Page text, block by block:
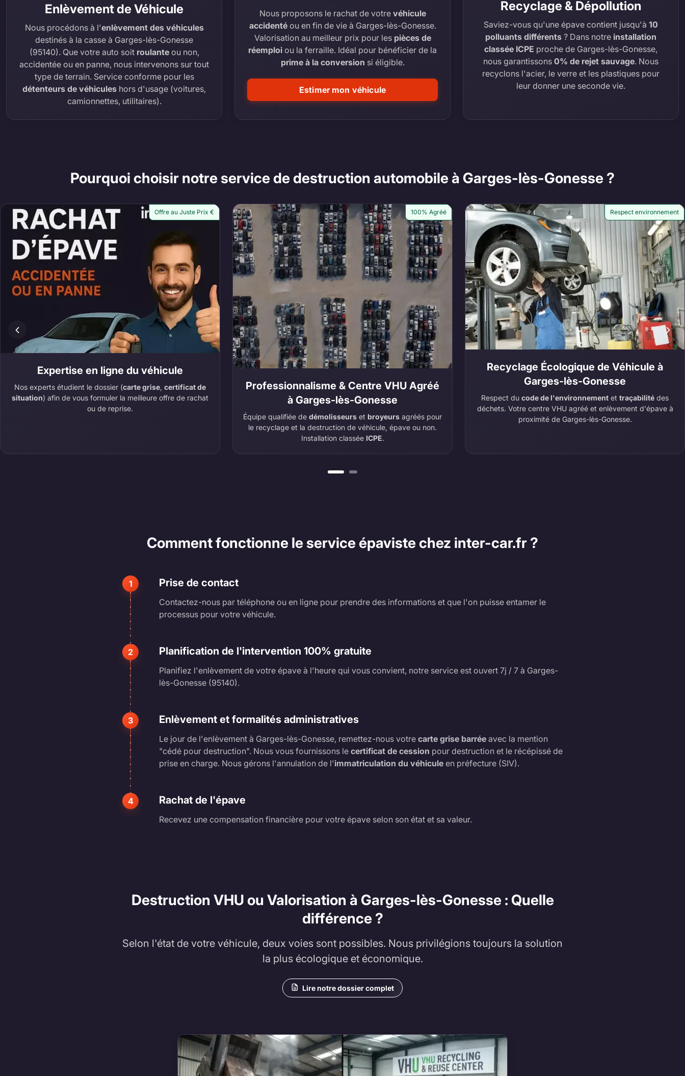
Enlèvement de Véhicule
Nous procédons à l'enlèvement des véhicules
destinés à la casse à Garges-lès-Gonesse
(95140). Que votre auto soit roulanteou non,
accidentée ou en panne, nous intervenons sur tout
type de terrain. Service conforme pour les
détenteurs de véhicules hors d'usage (voitures,
camionnettes, utilitaires).
Nous proposons le rachat de votre véhicule
accidentéou en fin de vie à Garges-lès-Gonesse.
Valorisation au meilleur prix pour les pièces de
réemploi ou la ferraille. Idéal pour bénéficier de la
prime à la conversion si éligible.
Estimer mon véhicule
Recyclage & Dépollution
Saviez-vous qu'une épave contient jusqu'à 10
polluants différents ? Dans notre installation
classée ICPE proche de Garges-lès-Gonesse,
nous garantissons 0% de rejet sauvage. Nous
recyclons l'acier, le verre et les plastiques pour
leur donner une seconde vie.
Pourquoi choisir notre service de destruction automobile à Garges-lès-Gonesse ?
Offre au Juste Prix €
Expertise en ligne du véhicule
Nos experts étudient le dossier (carte grise,certificat de
situation) afin de vous formuler la meilleure offre de rachat
ou de reprise.
100% Agréé
Professionnalisme & Centre VHU Agréé
à Garges-lès-Gonesse
Équipe qualifiée dedémolisseurs et broyeurs agréés pour
le recyclage et la destruction de véhicule, épave ou non.
Installation classée ICPE.
Respect environnement
Recyclage Écologique de Véhicule à
Garges-lès-Gonesse
Respect ducode de l'environnement ettraçabilité des
déchets. Votre centre VHU agréé et enlèvement d'épave à
proximité de Garges-lès-Gonesse.
Comment fonctionne le service épaviste chez inter-car.fr ?
1 Prise de contact
Contactez-nous par téléphone ou en ligne pour prendre des informations et que l'on puisse entamer le
processus pour votre véhicule.
2 Planification de l'intervention 100% gratuite
Planifiez l'enlèvement de votre épave à l'heure qui vous convient, notre service est ouvert 7j / 7 à Garges-
lès-Gonesse (95140).
3 Enlèvement et formalités administratives
Le jour de l'enlèvement à Garges-lès-Gonesse, remettez-nous votre carte grise barrée avec la mention
"cédé pour destruction". Nous vous fournissons le certificat de cession pour destruction et le récépissé de
prise en charge. Nous gérons l'annulation de l'immatriculation du véhicule en préfecture (SIV).
4 Rachat de l'épave
Recevez une compensation financière pour votre épave selon son état et sa valeur.
Destruction VHU ou Valorisation à Garges-lès-Gonesse : Quelle
différence ?
Selon l'état de votre véhicule, deux voies sont possibles. Nous privilégions toujours la solution
la plus écologique et économique.
Lire notre dossier complet